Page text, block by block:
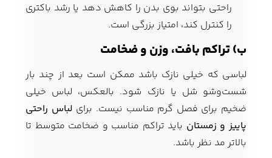
راحتی بتواند بوی بدن را کاهش دهد یا رشد باکتری
را کنترل کند، امتیاز بزرگی است.
ب) تراکم بافت، وزن و ضخامت
لباسی که خیلی نازک باشد ممکن است بعد از چند بار
شست‌وشو شل یا نازک شود. بالعکس، لباس خیلی
ضخیم برای فصل گرم مناسب نیست. برای لباس راحتی
پاییز و زمستان باید تراکم مناسب و ضخامت متوسط تا
بالاتر مد نظر باشد.